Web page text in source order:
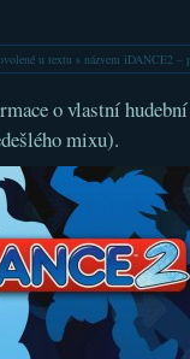
u textu s názvem iDANCE2 –
o vlastní
mixu).